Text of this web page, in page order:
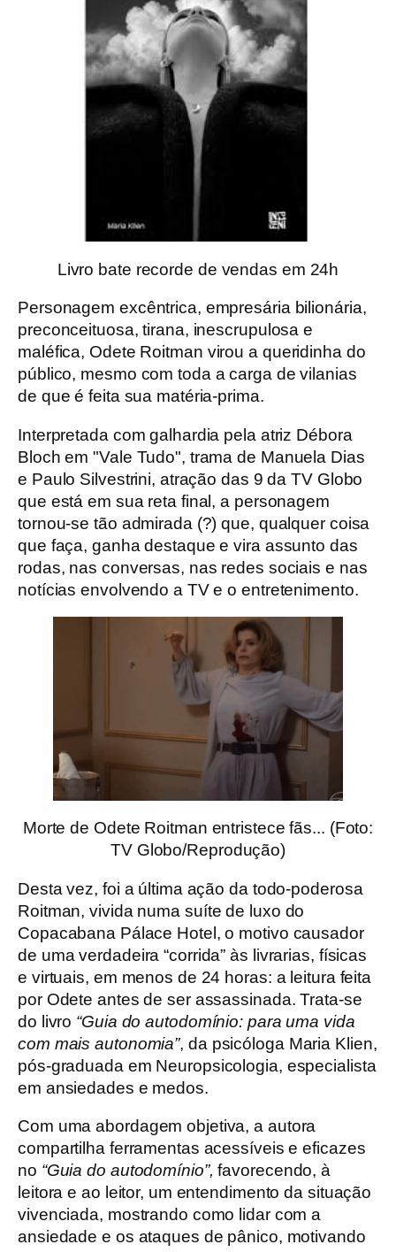
Livro bate recorde de vendas em 24h
Personagem excêntrica, empresária bilionária,
preconceituosa, tirana, inescrupulosa e
maléfica, Odete Roitman virou a queridinha do
público, mesmo com toda a carga de vilanias
de que é feita sua matéria-prima.
Interpretada com galhardia pela atriz Débora
Bloch em "Vale Tudo", trama de Manuela Dias
e Paulo Silvestrini, atração das 9 da TV Globo
que está em sua reta final, a personagem
tornou-se tão admirada (?) que, qualquer coisa
que faça, ganha destaque e vira assunto das
rodas, nas conversas, nas redes sociais e nas
notícias envolvendo a TV e o entretenimento.
Morte de Odete Roitman entristece fãs... (Foto:
TV Globo/Reprodução)
Desta vez, foi a última ação da todo-poderosa
Roitman, vivida numa suíte de luxo do
Copacabana Pálace Hotel, o motivo causador
de uma verdadeira “corrida” às livrarias, físicas
e virtuais, em menos de 24 horas: a leitura feita
por Odete antes de ser assassinada. Trata-se
do livro “Guia do autodomínio: para uma vida
com mais autonomia”, da psicóloga Maria Klien,
pós-graduada em Neuropsicologia, especialista
em ansiedades e medos.
Com uma abordagem objetiva, a autora
compartilha ferramentas acessíveis e eficazes
no “Guia do autodomínio”, favorecendo, à
leitora e ao leitor, um entendimento da situação
vivenciada, mostrando como lidar com a
ansiedade e os ataques de pânico, motivando